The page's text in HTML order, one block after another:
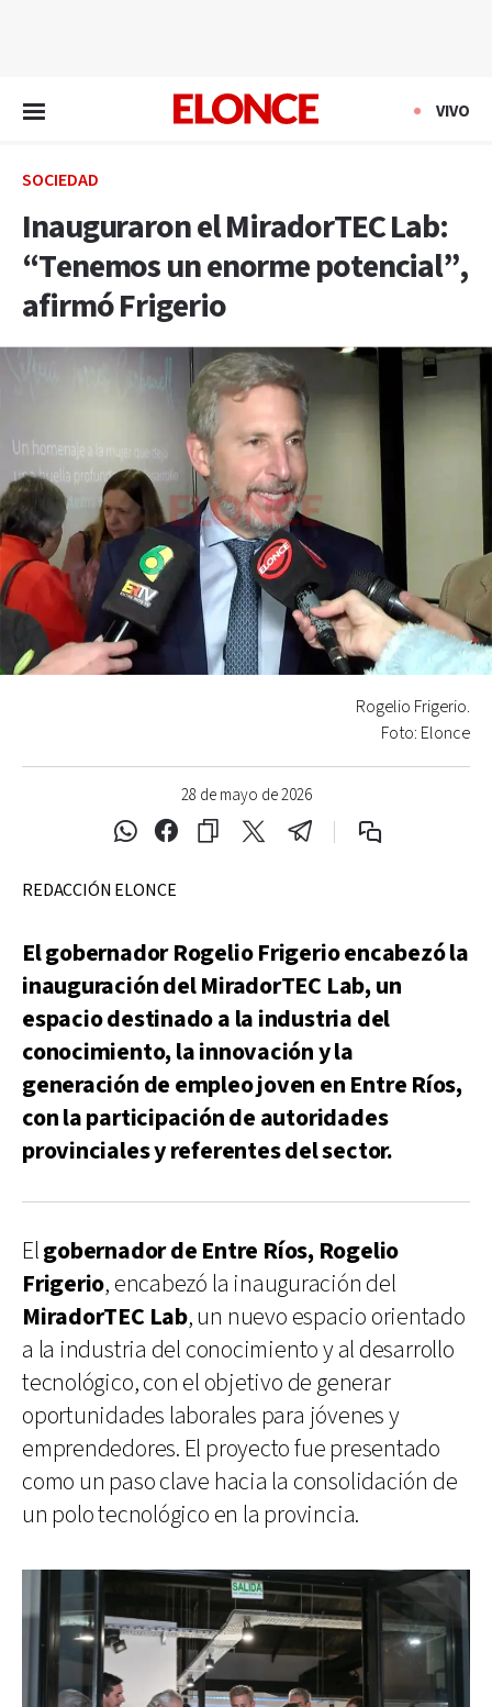
VIVO
SOCIEDAD
Inauguraron el MiradorTEC Lab:
“Tenemos un enorme potencial”,
afirmó Frigerio
28 de mayo de 2026
Rogelio Frigerio.
Foto: Elonce
REDACCIÓN ELONCE
El gobernador Rogelio Frigerio encabezó la
inauguración del MiradorTEC Lab, un
espacio destinado a la industria del
conocimiento, la innovación y la
generación de empleo joven en Entre Ríos,
con la participación de autoridades
provinciales y referentes del sector.
Elgobernador de Entre Ríos, Rogelio
Frigerio, encabezó la inauguración del
MiradorTEC Lab, un nuevo espacio orientado
a la industria del conocimiento y al desarrollo
tecnológico, con el objetivo de generar
oportunidades laborales para jóvenes y
emprendedores. El proyecto fue presentado
como un paso clave hacia la consolidación de
un polo tecnológico en la provincia.